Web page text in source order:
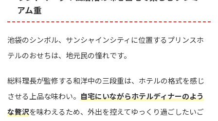
アム重
池袋のシンボル、サンシャインシティに位置するプリンスホ
テルのおせちは、地元民の憧れです。
総料理長が監修する和洋中の三段重は、ホテルの格式を感じ
させる上品な味わい。 自宅にいながらホテルディナーのよう
な贅沢を味わえるため、外出を控えてゆっくり過ごしたいご